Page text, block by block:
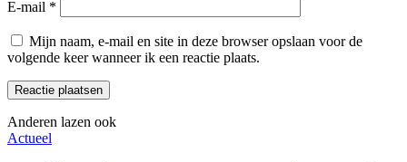
E-mail *
Mijn naam, e-mail en site in deze browser opslaan voor de
volgende keer wanneer ik een reactie plaats.
Anderen lazen ook
Actueel